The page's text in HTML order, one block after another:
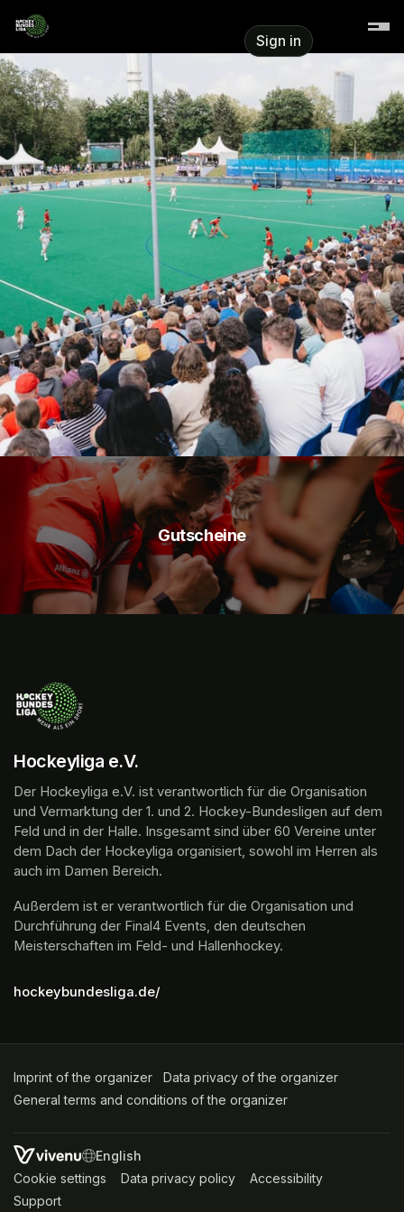
Skip header
Hockeyliga e.V.
Sign in
Gutscheine
Hockeyliga e.V.
Der Hockeyliga e.V. ist verantwortlich für die Organisation
und Vermarktung der 1. und 2. Hockey-Bundesligen auf dem
Feld und in der Halle. Insgesamt sind über 60 Vereine unter
dem Dach der Hockeyliga organisiert, sowohl im Herren als
auch im Damen Bereich.
Außerdem ist er verantwortlich für die Organisation und
Durchführung der Final4 Events, den deutschen
Meisterschaften im Feld- und Hallenhockey.
hockeybundesliga.de/
Imprint of the organizer (opens in a new tab)
Data privacy of the organizer
General terms and conditions of the organizer
SWITCH LANGUAGE
Cookie settings (opens in a new tab)
Data privacy policy (opens in a new tab)
Accessibility
Support